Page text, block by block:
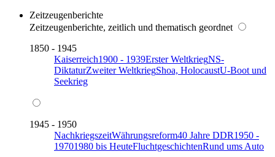
Zeitzeugenberichte
Zeitzeugenberichte, zeitlich und thematisch geordnet
1850 - 1945
Kaiserreich1900 - 1939Erster WeltkriegNS-
DiktaturZweiter WeltkriegShoa, HolocaustU-Boot und
Seekrieg
1945 - 1950
NachkriegszeitWährungsreform40 Jahre DDR1950 -
19701980 bis HeuteFluchtgeschichtenRund ums Auto